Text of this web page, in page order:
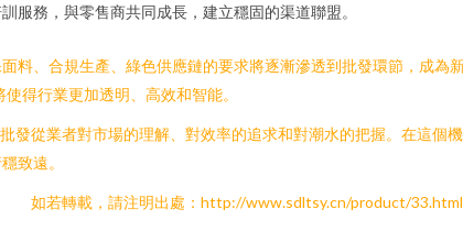
服務，與零售商共同成長，建立穩固的渠道聯盟。
料、合規生產、綠色供應鏈的要求將逐漸滲透到批發環節，成為
得行業更加透明、高效和智能。
發從業者對市場的理解、對效率的追求和對潮水的把握。在這個
致遠。
如若轉載，請注明出處：http://www.sdltsy.cn/product/33.html